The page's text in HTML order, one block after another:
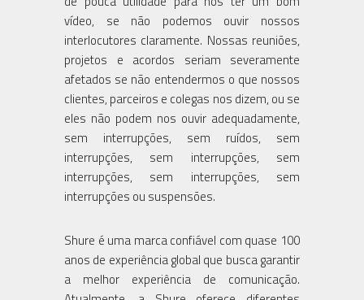
vídeo, se não podemos ouvir nossos
interlocutores claramente. Nossas reuniões,
projetos e acordos seriam severamente
afetados se não entendermos o que nossos
clientes, parceiros e colegas nos dizem, ou se
eles não podem nos ouvir adequadamente,
sem interrupções, sem ruídos, sem
interrupções, sem interrupções, sem
interrupções, sem interrupções, sem
interrupções ou suspensões.
Shure é uma marca confiável com quase 100
anos de experiência global que busca garantir
a melhor experiência de comunicação.